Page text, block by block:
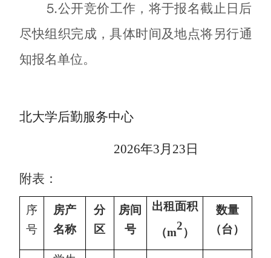
⒌公开竞价工作，将于报名截止日后
尽快组织完成，具体时间及地点将另行通
知报名单位。
北大学后勤服务中心
2026年3 月 23 日
附表：
序
号
房产
名称
分
区
房间
号
出租面积
（m
2
）
数量
（台）